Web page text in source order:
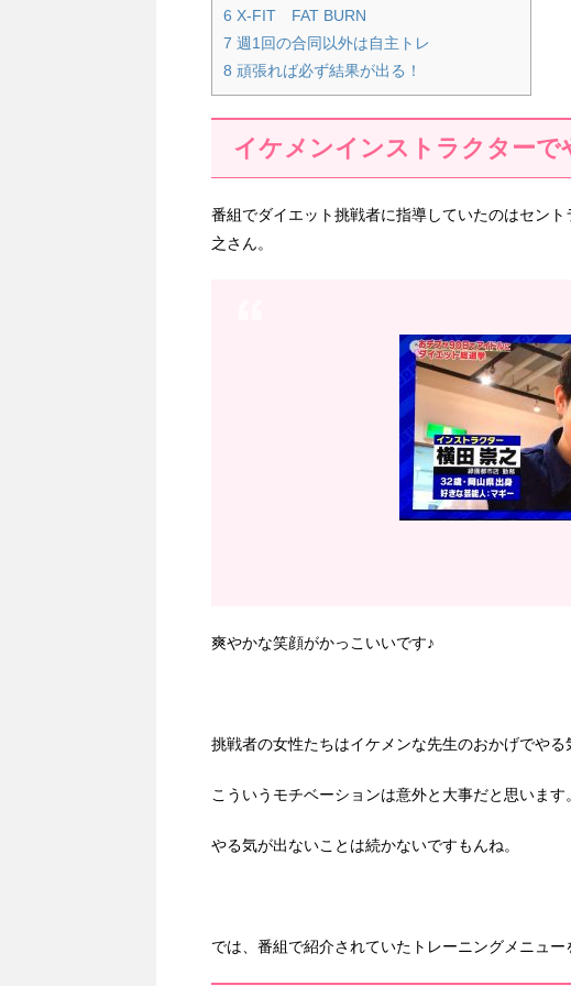
6 X-FIT FAT BURN
7 週1回の合同以外は自主トレ
8 頑張れば必ず結果が出る！
イケメンインストラクターで
番組でダイエット挑戦者に指導していたのはセン
之さん。
爽やかな笑顔がかっこいいです♪
挑戦者の女性たちはイケメンな先生のおかげでやる
こういうモチベーションは意外と大事だと思います。
やる気が出ないことは続かないですもんね。
では、番組で紹介されていたトレーニングメニュー